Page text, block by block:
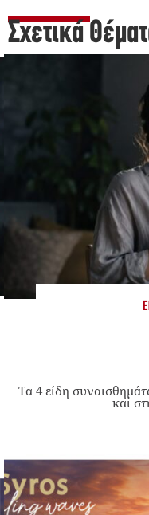
Σχετικά
Τα 4 είδη
και